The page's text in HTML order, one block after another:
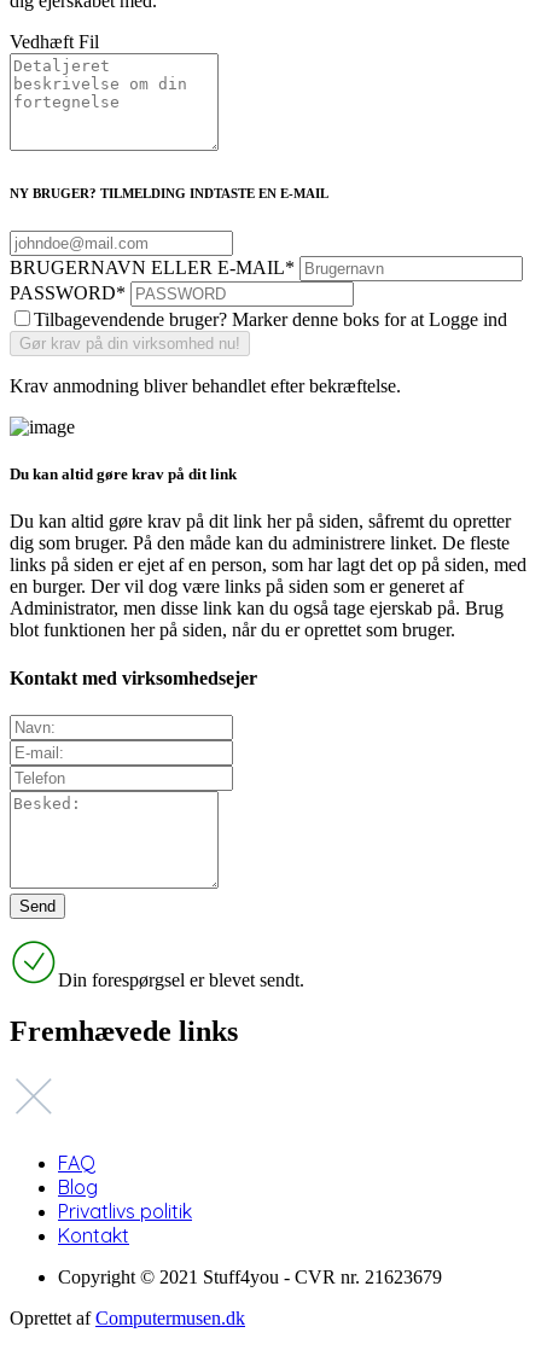
Vedhæft Fil
NY BRUGER? TILMELDING INDTASTE EN E-MAIL
BRUGERNAVN ELLER E-MAIL*
PASSWORD*
Tilbagevendende bruger? Marker denne boks for at Logge ind
Krav anmodning bliver behandlet efter bekræftelse.
Du kan altid gøre krav på dit link
Du kan altid gøre krav på dit link her på siden, såfremt du opretter
dig som bruger. På den måde kan du administrere linket. De fleste
links på siden er ejet af en person, som har lagt det op på siden, med
en burger. Der vil dog være links på siden som er generet af
Administrator, men disse link kan du også tage ejerskab på. Brug
blot funktionen her på siden, når du er oprettet som bruger.
Kontakt med virksomhedsejer
Din forespørgsel er blevet sendt.
Fremhævede links
FAQ
Blog
Privatlivs politik
Kontakt
Copyright © 2021 Stuff4you - CVR nr. 21623679
Oprettet afComputermusen.dk